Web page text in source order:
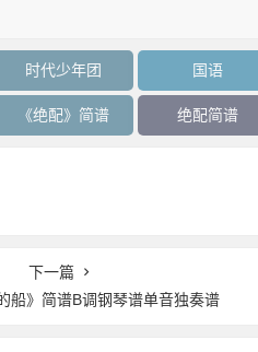
时代少年团 国语
《绝配》简谱 绝配简谱
下一篇
船》简谱B调钢琴谱单音独奏谱